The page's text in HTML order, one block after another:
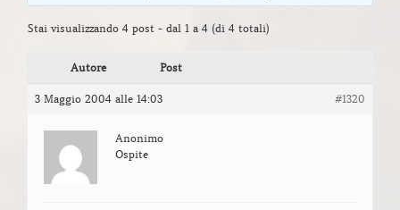
Stai visualizzando 4 post - dal 1 a 4 (di 4 totali)
Autore Post
3 Maggio 2004 alle 14:03 #1320
Anonimo
Ospite